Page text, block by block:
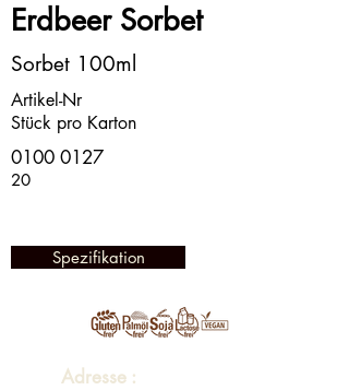
Erdbeer Sorbet
Sorbet 100ml
Artikel-Nr
Stück pro Karton
0100 0127
20
Spezifikation
Adresse :